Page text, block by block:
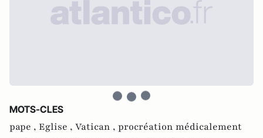
MOTS-CLES
pape , Eglise , Vatican , procréation médicalement